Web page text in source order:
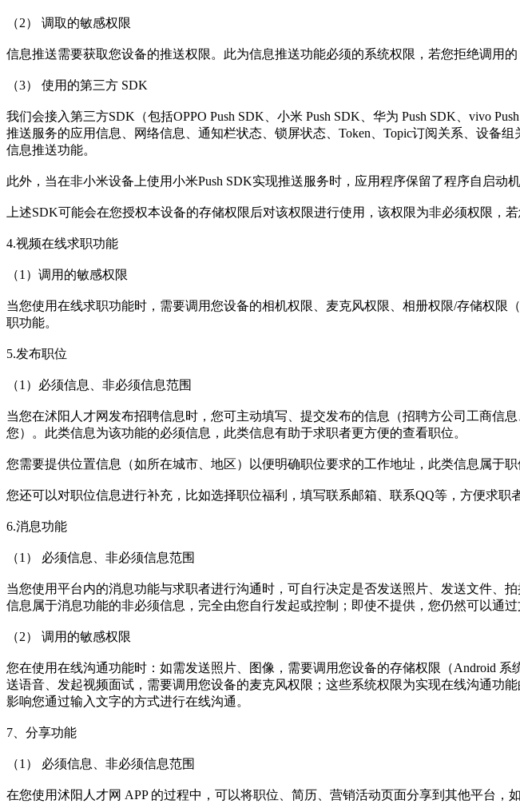
（2） 调取的敏感权限
信息推送需要获取您设备的推送权限。此为信息推送功能必须的系统权限，若您拒绝调用的
（3） 使用的第三方 SDK
我们会接入第三方SDK（包括OPPO Push SDK、小米 Push SDK、华为 Push SDK、vivo
推送服务的应用信息、网络信息、通知栏状态、锁屏状态、Token、Topic订阅关系、设备
信息推送功能。
此外，当在非小米设备上使用小米Push SDK实现推送服务时，应用程序保留了程序自启
上述SDK可能会在您授权本设备的存储权限后对该权限进行使用，该权限为非必须权限，
4.视频在线求职功能
（1）调用的敏感权限
当您使用在线求职功能时，需要调用您设备的相机权限、麦克风权限、相册权限/存储权
职功能。
5.发布职位
（1）必须信息、非必须信息范围
当您在沭阳人才网发布招聘信息时，您可主动填写、提交发布的信息（招聘方公司工商信
您）。此类信息为该功能的必须信息，此类信息有助于求职者更方便的查看职位。
您需要提供位置信息（如所在城市、地区）以便明确职位要求的工作地址，此类信息属于
您还可以对职位信息进行补充，比如选择职位福利，填写联系邮箱、联系QQ等，方便求
6.消息功能
（1） 必须信息、非必须信息范围
当您使用平台内的消息功能与求职者进行沟通时，可自行决定是否发送照片、发送文件、
信息属于消息功能的非必须信息，完全由您自行发起或控制；即使不提供，您仍然可以通过
（2） 调用的敏感权限
您在使用在线沟通功能时：如需发送照片、图像，需要调用您设备的存储权限（Android
送语音、发起视频面试，需要调用您设备的麦克风权限；这些系统权限为实现在线沟通功
影响您通过输入文字的方式进行在线沟通。
7、分享功能
（1） 必须信息、非必须信息范围
在您使用沭阳人才网 APP 的过程中，可以将职位、简历、营销活动页面分享到其他平台